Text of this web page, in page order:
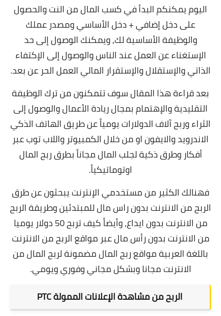
اليوم يمكنكم البدأ في كسب المال من النت والحصول
على دخل إضافي + دخل الأساسي ومصدر عملك
والوظيفة الأساسية لك, ويمكنك الوصول إلى حد
الإستغناء عن العمل عند الناس والوصول إلى الإكتفاء
الذاتي والإستقلال والإستقرار المالي العمل الحر عن بعد.
بعد قراءة هذا المقال سوف تتمكنون من ترك الوظيفة
التقليدية والإهتمام بمجال ريادة الأعمال والوصول إلى
الثراء وربح آلاف الدولارات يومياً عن طريق الهاتف الذكي
الاندرويد والايفون او من خلال الكمبيوتر واللاب توب عبر
أفكار وطرق ذكية لجلب المال مجاناً بطرق ربح المال
اوتوماتيكياً.
فهنالك الكثير من مستخدمي الإنترنت يبحثون عن طرق
الربح من الانترنت بدون راس مال للمبتدئين وطريقة الربح
من الانترنت بدون ايداع, وأيضاً كيف تربح 50 دولار يوميا
من الانترنت بدون رأس مال عبر مواقع الربح من الانترنت
باللغة العربية مواقع ربح المال مضمونة لربح المال من
الانترنت مجانا وبشكل مجاني وفوري ويومي.
الربح من مشاهدة الإعلانات الممولة PTC